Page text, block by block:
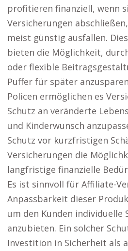
profitieren finanziell, wenn
Versicherungen
meist günstig ausfallen.
bieten die Möglichkeit,
oder flexible
Puffer für später
Policen ermöglichen es
Schutz an veränderte
und Kinderwunsch
Schutz vor kurzfristigen
Versicherungen die
langfristige finanzielle
Es ist sinnvoll für Affiliate-
Anpassbarkeit dieser
um den Kunden individuelle
anzubieten. Ein solcher
Investition in Sicherheit als